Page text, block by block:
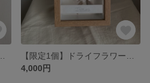
4,000円